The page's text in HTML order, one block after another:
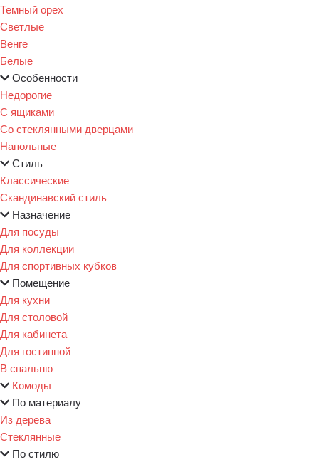
Темный орех
Светлые
Венге
Белые
Особенности
Недорогие
С ящиками
Со стеклянными дверцами
Напольные
Стиль
Классические
Скандинавский стиль
Назначение
Для посуды
Для коллекции
Для спортивных кубков
Помещение
Для кухни
Для столовой
Для кабинета
Для гостинной
В спальню
Комоды
По материалу
Из дерева
Стеклянные
По стилю